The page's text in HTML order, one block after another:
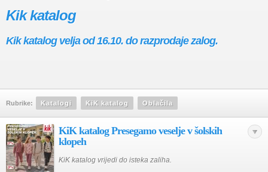
Kik katalog
Kik katalog velja od 16.10. do razprodaje zalog.
Rubrike: Katalogi KiK katalog Oblačila
KiK katalog Presegamo veselje v šolskih
klopeh
KiK katalog vrijedi do isteka zaliha.